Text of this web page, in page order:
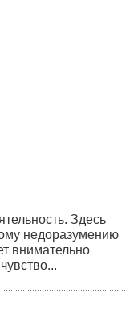
Здесь
недоразумению
внимательно